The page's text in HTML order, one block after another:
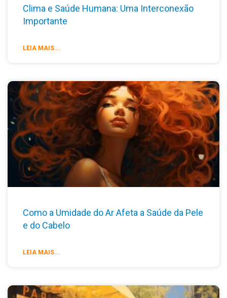
Clima e Saúde Humana: Uma Interconexão
Importante
LEIA MAIS...
Como a Umidade do Ar Afeta a Saúde da Pele
e do Cabelo
LEIA MAIS...